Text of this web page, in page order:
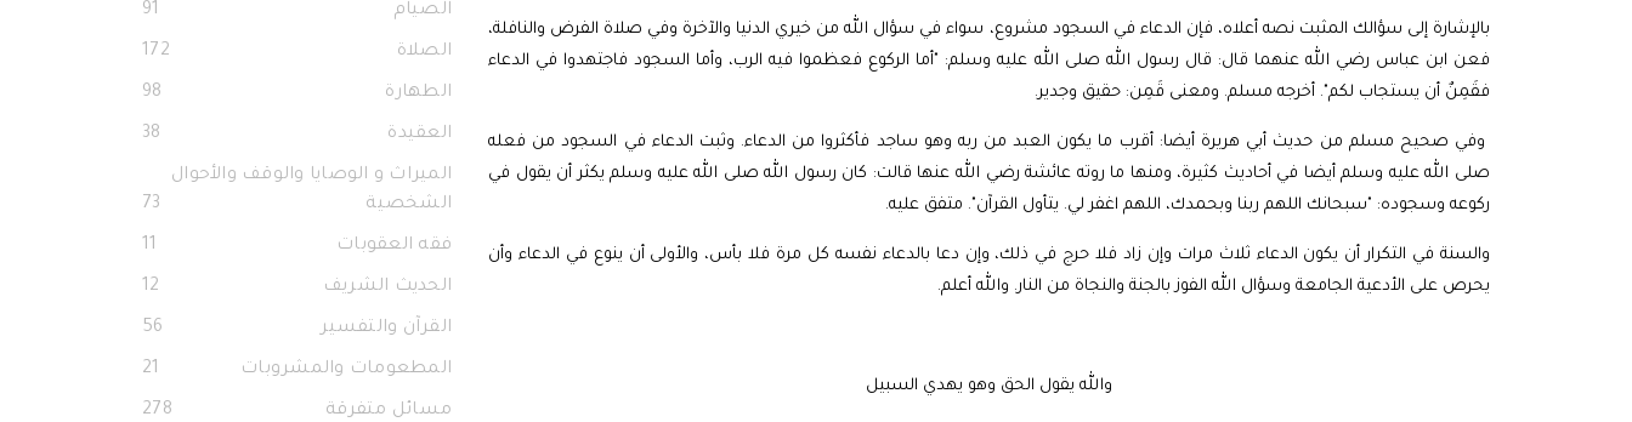
بالإشارة إلى سؤالك المثبت نصه أعلاه، فإن الدعاء في السجود مشروع، سواء في سؤال الله من خيري الدنيا والآخرة وفي صلاة الفرض والنافلة،
فعن ابن عباس رضي الله عنهما قال: قال رسول الله صلى الله عليه وسلم: "أما الركوع فعظموا فيه الرب، وأما السجود فاجتهدوا في الدعاء
فقَمِنٌ أن يستجاب لكم". أخرجه مسلم. ومعنى قَمِن: حقيق وجدير.
وفي صحيح مسلم من حديث أبي هريرة أيضا: أقرب ما يكون العبد من ربه وهو ساجد فأكثروا من الدعاء. وثبت الدعاء في السجود من فعله
صلى الله عليه وسلم أيضا في أحاديث كثيرة، ومنها ما روته عائشة رضي الله عنها قالت: كان رسول الله صلى الله عليه وسلم يكثر أن يقول في
ركوعه وسجوده: "سبحانك اللهم ربنا وبحمدك، اللهم اغفر لي. يتأول القرآن". متفق عليه.
والسنة في التكرار أن يكون الدعاء ثلاث مرات وإن زاد فلا حرج في ذلك، وإن دعا بالدعاء نفسه كل مرة فلا بأس، والأولى أن ينوع في الدعاء وأن
يحرص على الأدعية الجامعة وسؤال الله الفوز بالجنة والنجاة من النار. والله أعلم.
والله يقول الحق وهو يهدي السبيل
الصيام 91
الصلاة 172
الطهارة 98
العقيدة 38
الميراث و الوصايا والوقف والأحوال
الشخصية
73
فقه العقوبات 11
الحديث الشريف 12
القرآن والتفسير 56
المطعومات والمشروبات 21
مسائل متفرقة 278